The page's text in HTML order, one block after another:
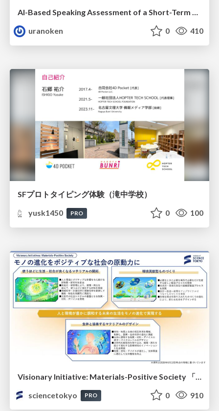
uranoken
0 410
SFプロトタイピング体験（滝中学校）
yusk1450
PRO 0 100
sciencetokyo
PRO 0 910